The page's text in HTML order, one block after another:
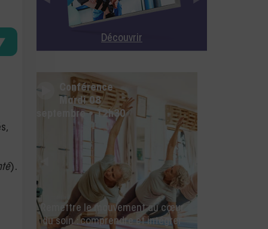
).
Découvrir
Conférence
Mercredi 26 août • 14h00
🚀 La rentrée des kinés commence
ici ! IA, facturation électronique et